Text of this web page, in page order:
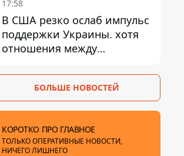
17:58
В США резко ослаб импульс
поддержки Украины. хотя
отношения между
недавно улучшались - The
AtlanticБОЛЬШЕ НОВОСТЕЙ
КОРОТКО ПРО ГЛАВНОЕ
ТОЛЬКО ОПЕРАТИВНЫЕ НОВОСТИ,
НИЧЕГО ЛИШНЕГО